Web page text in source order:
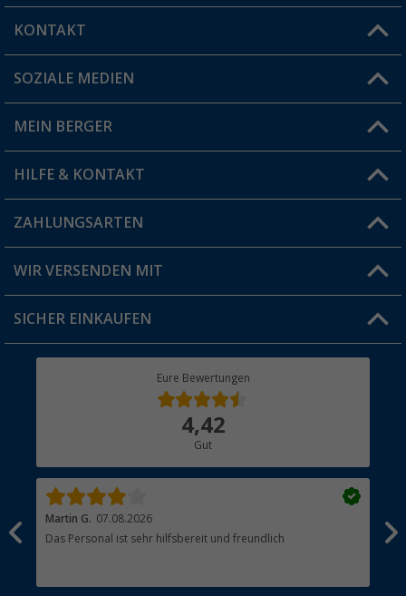
KONTAKT
Du hast eine Frage?
Filiale finden
SOZIALE MEDIEN
MEIN BERGER
Vorteilskarte
Blog
Jobs & Karriere
HILFE & KONTAKT
FAQ & Kontakt
Versandinformationen
Rücksendung
ZAHLUNGSARTEN
WIR VERSENDEN MIT
SICHER EINKAUFEN
Eure Bewertungen
4,42
Gut
Martin G. 07.08.2026
Das Personal ist sehr hilfsbereit und freundlich